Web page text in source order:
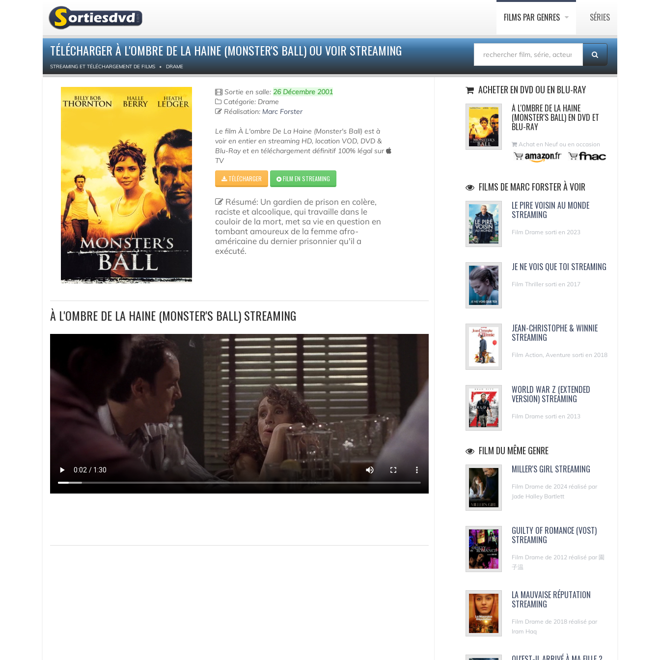
FILMS PAR GENRES SÉRIES
TÉLÉCHARGER À L'OMBRE DE LA HAINE (MONSTER'S BALL) OU VOIR STREAMING
STREAMING ET TÉLÉCHARGEMENT DE FILMS DRAME
Sortie en salle: 26 Décembre 2001
Catégorie: Drame
Réalisation: Marc Forster
Le film À L'ombre De La Haine (Monster's Ball) est à
voir en entier en streaming HD, location VOD, DVD &
Blu-Ray et en téléchargement définitif 100% légal sur
TV
TÉLÉCHARGER FILM EN STREAMING
Résumé: Un gardien de prison en colère,
raciste et alcoolique, qui travaille dans le
couloir de la mort, met sa vie en question en
tombant amoureux de la femme afro-
américaine du dernier prisonnier qu'il a
exécuté.
À L'OMBRE DE LA HAINE (MONSTER'S BALL) STREAMING
ACHETER EN DVD OU EN BLU-RAY
À L'OMBRE DE LA HAINE
(MONSTER'S BALL) EN DVD ET
BLU-RAY
Achat en Neuf ou en occasion
FILMS DE MARC FORSTER À VOIR
LE PIRE VOISIN AU MONDE
STREAMING
Film Drame sorti en 2023
JE NE VOIS QUE TOI STREAMING
Film Thriller sorti en 2017
JEAN-CHRISTOPHE & WINNIE
STREAMING
Film Action, Aventure sorti en 2018
WORLD WAR Z (EXTENDED
VERSION) STREAMING
Film Drame sorti en 2013
FILM DU MÊME GENRE
MILLER'S GIRL STREAMING
Film Drame de 2024 réalisé par
Jade Halley Bartlett
GUILTY OF ROMANCE (VOST)
STREAMING
Film Drame de 2012 réalisé par 園
子温
LA MAUVAISE RÉPUTATION
STREAMING
Film Drame de 2018 réalisé par
Iram Haq